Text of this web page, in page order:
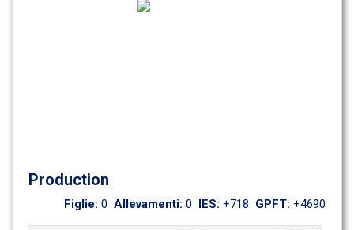
Production
Figlie: 0 Allevamenti: 0 IES: +718 GPFT: +4690